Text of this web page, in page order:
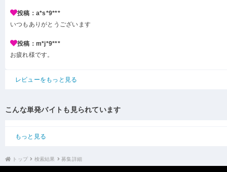
投稿：a*s*9***
いつもありがとうございます
投稿：m*j*9***
お疲れ様です。
レビューをもっと見る
こんな単発バイトも見られています
もっと見る
トップ 検索結果 募集詳細